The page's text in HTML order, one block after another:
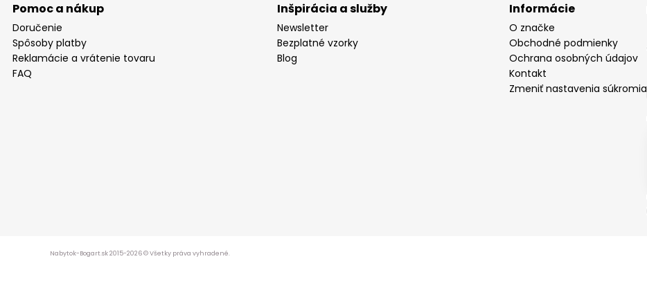
Pomoc a nákup
Doručenie
Spôsoby platby
Reklamácie a vrátenie tovaru
FAQ
Inšpirácia a služby
Newsletter
Bezplatné vzorky
Blog
Informácie
O značke
Obchodné podmienky
Ochrana osobných údajov
Kontakt
Zmeniť nastavenia súkromia
Nabytok-Bogart.sk 2015-2026 © Všetky práva vyhradené.